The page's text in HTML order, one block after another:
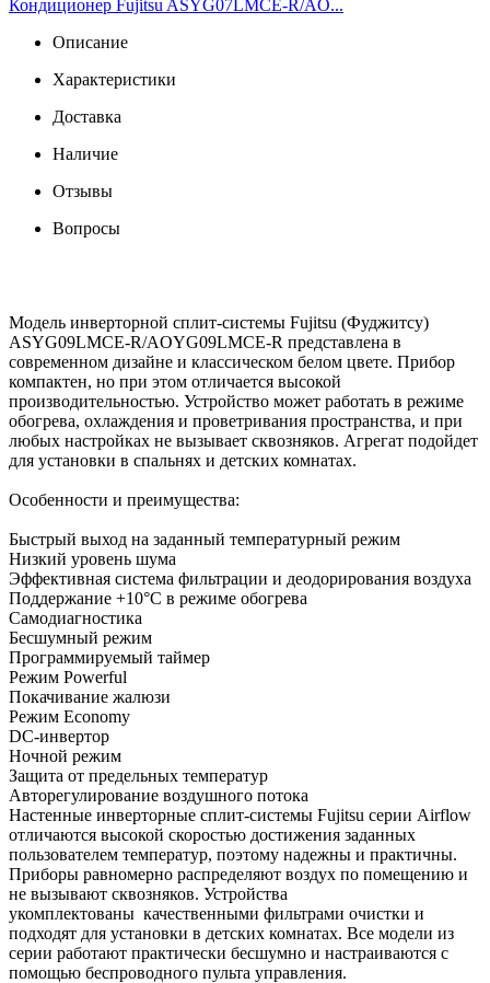
Кондиционер Fujitsu ASYG07LMCE-R/AO...
Описание
Характеристики
Доставка
Наличие
Отзывы
Вопросы
Модель инверторной сплит-системы Fujitsu (Фуджитсу)
ASYG09LMCE-R/AOYG09LMCE-R представлена в
современном дизайне и классическом белом цвете. Прибор
компактен, но при этом отличается высокой
производительностью. Устройство может работать в режиме
обогрева, охлаждения и проветривания пространства, и при
любых настройках не вызывает сквозняков. Агрегат подойдет
для установки в спальнях и детских комнатах.
Особенности и преимущества:
Быстрый выход на заданный температурный режим
Низкий уровень шума
Эффективная система фильтрации и деодорирования воздуха
Поддержание +10°С в режиме обогрева
Самодиагностика
Бесшумный режим
Программируемый таймер
Режим Powerful
Покачивание жалюзи
Режим Economy
DC-инвертор
Ночной режим
Защита от предельных температур
Авторегулирование воздушного потока
Настенные инверторные сплит-системы Fujitsu серии Airflow
отличаются высокой скоростью достижения заданных
пользователем температур, поэтому надежны и практичны.
Приборы равномерно распределяют воздух по помещению и
не вызывают сквозняков. Устройства
укомплектованы качественными фильтрами очистки и
подходят для установки в детских комнатах. Все модели из
серии работают практически бесшумно и настраиваются с
помощью беспроводного пульта управления.